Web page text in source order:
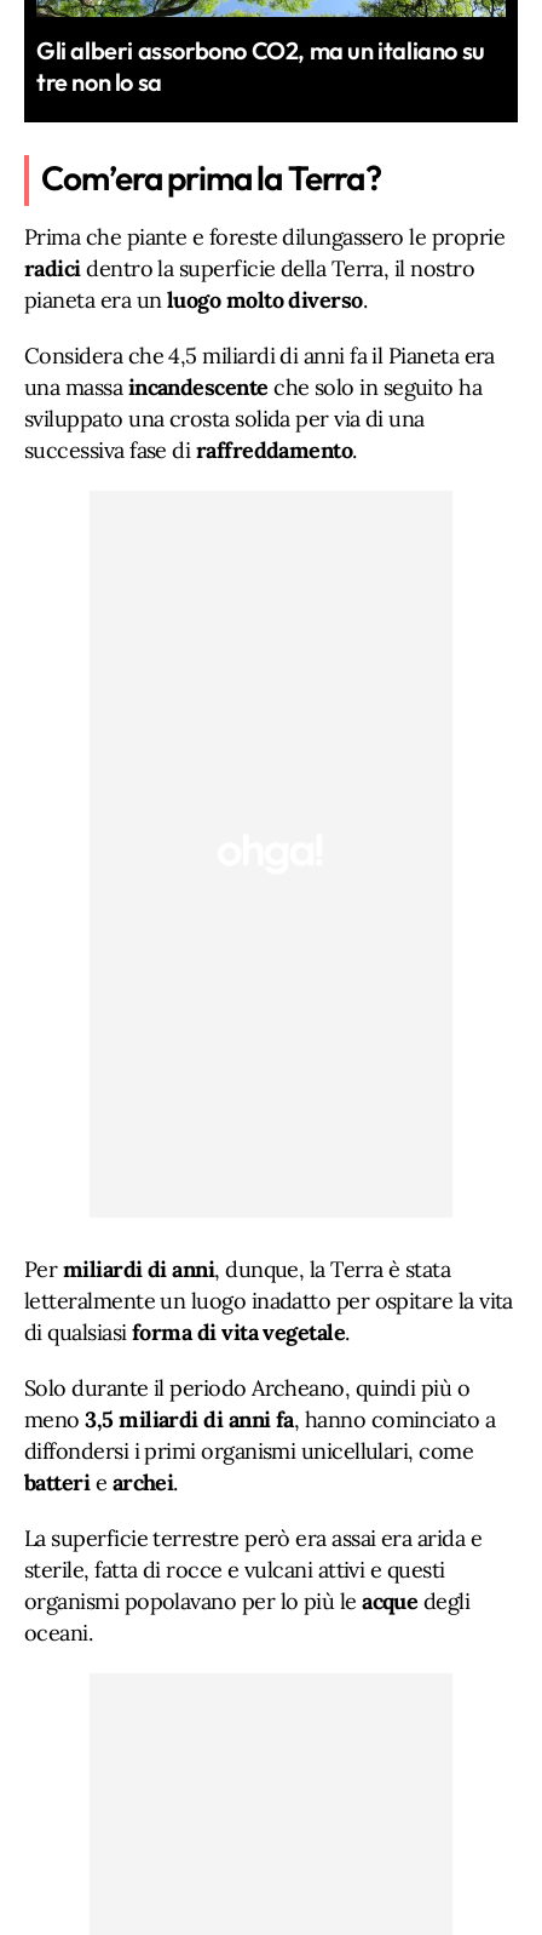
Gli alberi assorbono CO2, ma un italiano su
tre non lo sa
Com’era prima la Terra?
Prima che piante e foreste dilungassero le proprie
radicidentro la superficie della Terra, il nostro
pianeta era unluogo molto diverso.
Considera che 4,5 miliardi di anni fa il Pianeta era
una massaincandescenteche solo in seguito ha
sviluppato una crosta solida per via di una
successiva fase diraffreddamento.
Permiliardi di anni, dunque, la Terra è stata
letteralmente un luogo inadatto per ospitare la vita
di qualsiasiforma di vita vegetale.
Solo durante il periodo Archeano, quindi più o
meno3,5 miliardi di anni fa, hanno cominciato a
diffondersi i primi organismi unicellulari, come
batterie archei.
La superficie terrestre però era assai era arida e
sterile, fatta di rocce e vulcani attivi e questi
organismi popolavano per lo più leacque degli
oceani.